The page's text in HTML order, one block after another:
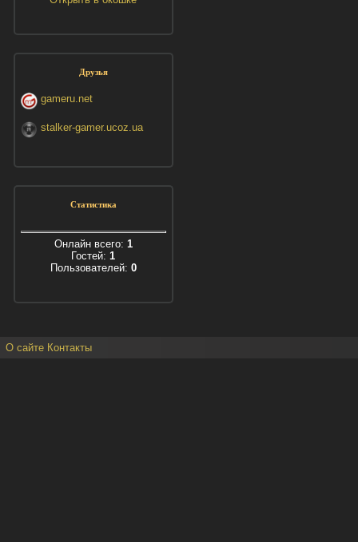
Друзья
gameru.net
stalker-gamer.ucoz.ua
Статистика
Онлайн всего: 1
Гостей: 1
Пользователей: 0
О сайте Контакты